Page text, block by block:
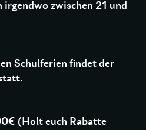
zwischen 21 und
Schulferien findet der
(Holt euch Rabatte